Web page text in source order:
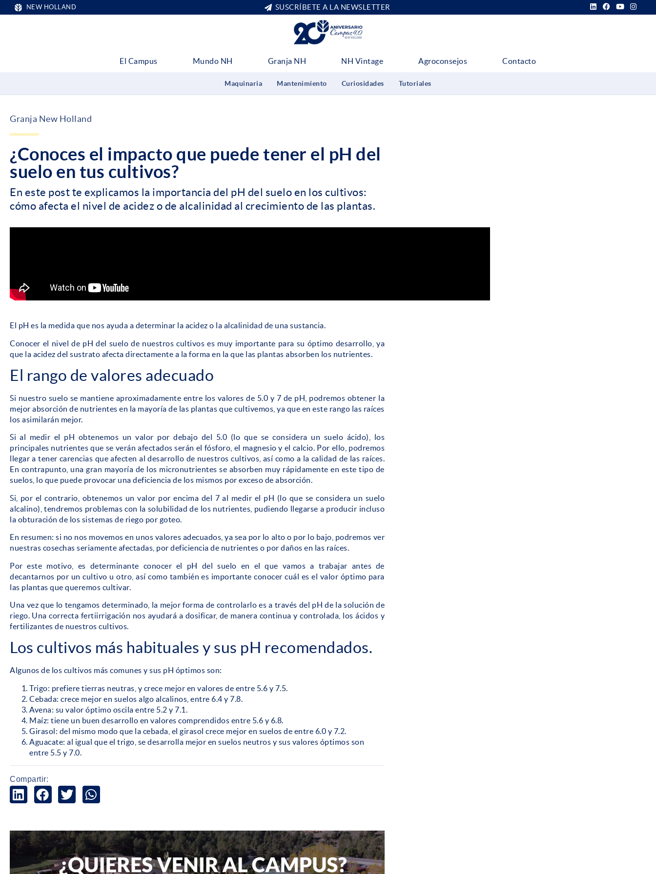
NEW HOLLAND SUSCRÍBETE A LA NEWSLETTER
El Campus Mundo NH Granja NH NH Vintage Agroconsejos Contacto
Maquinaria Mantenimiento Curiosidades Tutoriales
Granja New Holland
¿Conoces el impacto que puede tener el pH del
suelo en tus cultivos?
En este post te explicamos la importancia del pH del suelo en los cultivos:
cómo afecta el nivel de acidez o de alcalinidad al crecimiento de las plantas.
El pH es la medida que nos ayuda a determinar la acidez o la alcalinidad de una sustancia.
Conocer el nivel de pH del suelo de nuestros cultivos es muy importante para su óptimo desarrollo, ya
que la acidez del sustrato afecta directamente a la forma en la que las plantas absorben los nutrientes.
El rango de valores adecuado
Si nuestro suelo se mantiene aproximadamente entre los valores de 5.0 y 7 de pH, podremos obtener la
mejor absorción de nutrientes en la mayoría de las plantas que cultivemos, ya que en este rango las raíces
los asimilarán mejor.
Si al medir el pH obtenemos un valor por debajo del 5.0 (lo que se considera un suelo ácido), los
principales nutrientes que se verán afectados serán el fósforo, el magnesio y el calcio. Por ello, podremos
llegar a tener carencias que afecten al desarrollo de nuestros cultivos, así como a la calidad de las raíces.
En contrapunto, una gran mayoría de los micronutrientes se absorben muy rápidamente en este tipo de
suelos, lo que puede provocar una deficiencia de los mismos por exceso de absorción.
Si, por el contrario, obtenemos un valor por encima del 7 al medir el pH (lo que se considera un suelo
alcalino), tendremos problemas con la solubilidad de los nutrientes, pudiendo llegarse a producir incluso
la obturación de los sistemas de riego por goteo.
En resumen: si no nos movemos en unos valores adecuados, ya sea por lo alto o por lo bajo, podremos ver
nuestras cosechas seriamente afectadas, por deficiencia de nutrientes o por daños en las raíces.
Por este motivo, es determinante conocer el pH del suelo en el que vamos a trabajar antes de
decantarnos por un cultivo u otro, así como también es importante conocer cuál es el valor óptimo para
las plantas que queremos cultivar.
Una vez que lo tengamos determinado, la mejor forma de controlarlo es a través del pH de la solución de
riego. Una correcta fertiirrigación nos ayudará a dosificar, de manera continua y controlada, los ácidos y
fertilizantes de nuestros cultivos.
Los cultivos más habituales y sus pH recomendados.
Algunos de los cultivos más comunes y sus pH óptimos son:
Trigo: prefiere tierras neutras, y crece mejor en valores de entre 5.6 y 7.5.
Cebada: crece mejor en suelos algo alcalinos, entre 6.4 y 7.8.
Avena: su valor óptimo oscila entre 5.2 y 7.1.
Maíz: tiene un buen desarrollo en valores comprendidos entre 5.6 y 6.8.
Girasol: del mismo modo que la cebada, el girasol crece mejor en suelos de entre 6.0 y 7.2.
Aguacate: al igual que el trigo, se desarrolla mejor en suelos neutros y sus valores óptimos son
entre 5.5 y 7.0.
Compartir: